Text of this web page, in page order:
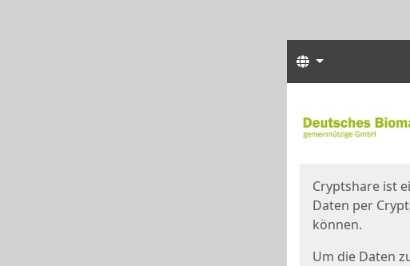
Sprachen
Cryptshare ist
Daten per
können.
Um die Daten